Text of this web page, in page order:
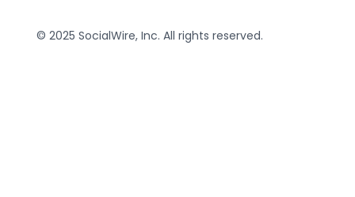
© 2025 SocialWire, Inc. All rights reserved.